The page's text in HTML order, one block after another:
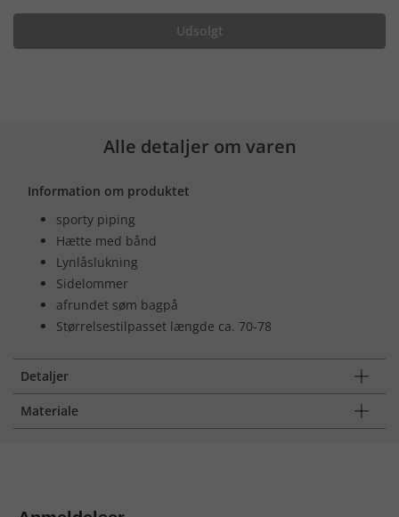
Udsolgt
Alle detaljer om varen
Information om produktet
sporty piping
Hætte med bånd
Lynlåslukning
Sidelommer
afrundet søm bagpå
Størrelsestilpasset længde ca. 70-78
Detaljer
Materiale